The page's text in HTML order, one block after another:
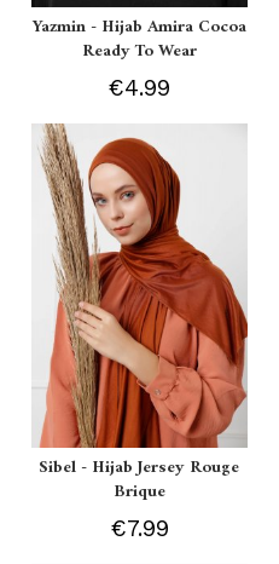
Yazmin - Hijab Amira Cocoa
Ready To Wear
€4.99
Sibel - Hijab Jersey Rouge
Brique
€7.99